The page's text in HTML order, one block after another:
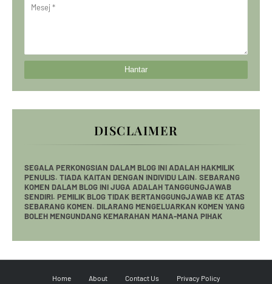
DISCLAIMER
SEGALA PERKONGSIAN DALAM BLOG INI ADALAH HAKMILIK
PENULIS. TIADA KAITAN DENGAN INDIVIDU LAIN. SEBARANG
KOMEN DALAM BLOG INI JUGA ADALAH TANGGUNGJAWAB
SENDIRI. PEMILIK BLOG TIDAK BERTANGGUNGJAWAB KE ATAS
SEBARANG KOMEN. DILARANG MENGELUARKAN KOMEN YANG
BOLEH MENGUNDANG KEMARAHAN MANA-MANA PIHAK
Home About Contact Us Privacy Policy